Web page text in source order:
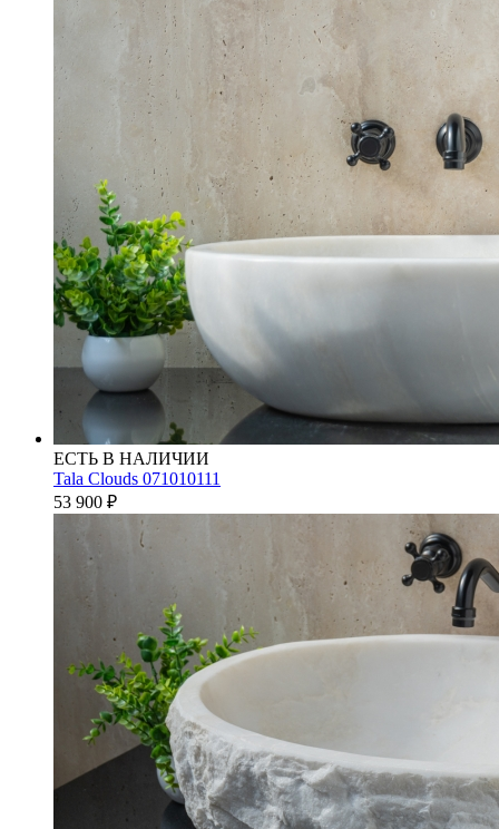
ЕСТЬ В НАЛИЧИИ
Tala Clouds 071010111
53 900 ₽